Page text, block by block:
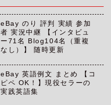
eBay のり 評判 実績 参加
者 実況中継 【インタビュ
ー71名 Blog104名（重複
なし）】 随時更新
eBay 英語例文 まとめ 【コ
ピペ OK！】現役セラーの
実践英語集